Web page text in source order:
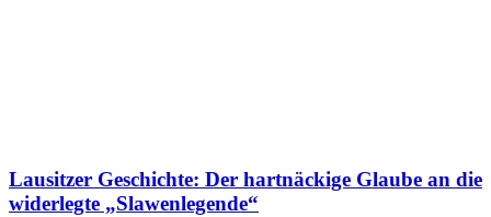
Lausitzer Geschichte: Der hartnäckige Glaube an die
widerlegte „Slawenlegende“